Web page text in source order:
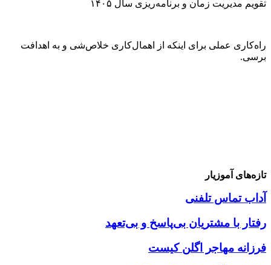
تقویم مدیریت زمان و برنامه‌ریزی سال ۱۴۰۵
راه‌کاری عملی برای اینکه از اهمال‌کاری خلاص‌شی و به اهدافت
برسی.
تازه‌های آموزیار
آداب تماس تلفنی
رفتار با مشتریان بی‌پاسخ و بی‌تعهد
فرزانه مهاجر اگلن کیست